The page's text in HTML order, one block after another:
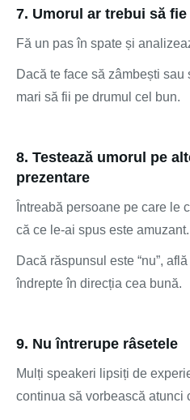
7. Umorul ar trebui să
Fă un pas în spate și
Dacă te face să zâmbești
mari să fii pe drumul cel bun.
8. Testează umorul pe
prezentare
Întreabă persoane pe care le
că ce le-ai spus este amuzant.
Dacă răspunsul este “nu”,
îndrepte în direcția cea bună.
9. Nu întrerupe râsetele
Mulți speakeri lipsiți de
continua să vorbească atunci